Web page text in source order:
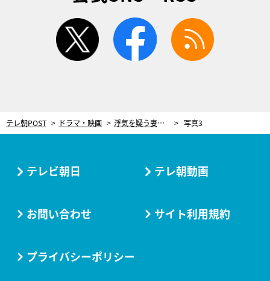
twitter facebook
テレ朝POST ドラマ・映画 浮気を疑う妻の行動に戦慄！監視された“裏切りの旅”で新事実発覚＜単身花日＞ 写真3
テレビ朝日 テレ朝動画
お問い合わせ サイト利用規約
プライバシーポリシー